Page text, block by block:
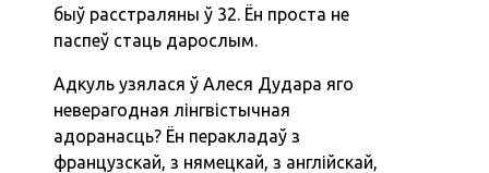
быў расстраляны ў 32. Ён проста не
паспеў стаць дарослым.
Адкуль узялася ў Алеся Дудара яго
неверагодная лінгвістычная
адоранасць? Ён перакладаў з
французскай, з нямецкай, з англійскай,